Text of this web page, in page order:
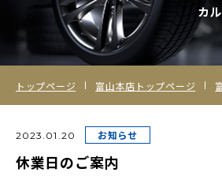
カ
トップページ 富山本店トップページ
2023.01.20 お知らせ
休業日のご案内